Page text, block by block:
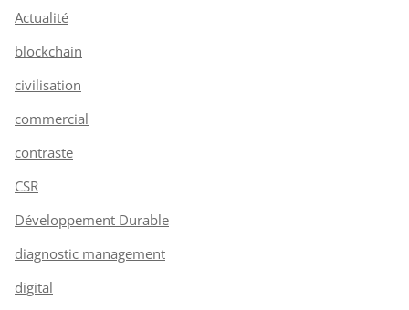
Actualité
blockchain
civilisation
commercial
contraste
CSR
Développement Durable
diagnostic management
digital